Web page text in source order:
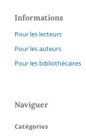
Informations
Pour les lecteurs
Pour les auteurs
Pour les bibliothécaires
Naviguer
Catégories